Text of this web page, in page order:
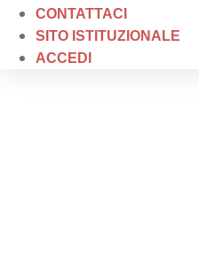
CONTATTACI
SITO ISTITUZIONALE
ACCEDI